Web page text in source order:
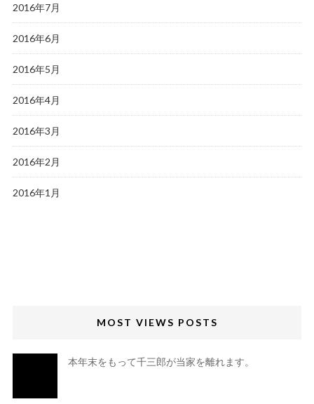
2016年7月
2016年6月
2016年5月
2016年4月
2016年3月
2016年2月
2016年1月
MOST VIEWS POSTS
本年末をもって千三郎が当家を離れます。